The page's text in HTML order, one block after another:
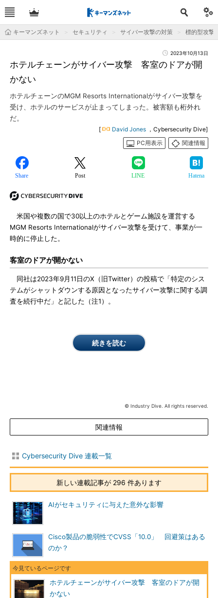
キーマンズネット セキュリティ サイバー攻撃の対策 標的型攻撃
2023年10月13日
ホテルチェーンがサイバー攻撃 客室のドアが開
かない
ホテルチェーンのMGM Resorts Internationalがサイバー攻撃を
受け、ホテルのサービスが止まってしまった。被害額も桁外れ
だ。
[ David Jones ，Cybersecurity Dive]
PC用表示
関連情報
Share Post LINE Hatena
米国や複数の国で30以上のホテルとゲーム施設を運営する
MGM Resorts Internationalがサイバー攻撃を受けて、事業が一
時的に停止した。
客室のドアが開かない
同社は2023年9月11日のX（旧Twitter）の投稿で「特定のシス
テムがシャットダウンする原因となったサイバー攻撃に関する調
査を続行中だ」と記した（注1）。
続きを読む
© Industry Dive. All rights reserved.
関連情報
Cybersecurity Dive 連載一覧
新しい連載記事が 296 件あります
AIがセキュリティに与えた意外な影響
Cisco製品の脆弱性でCVSS「10.0」 回避策はある
のか？
ホテルチェーンがサイバー攻撃 客室のドアが開
かない